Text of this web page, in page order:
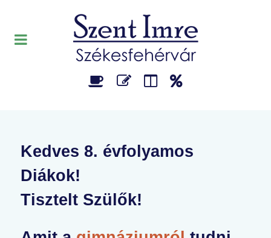
Kedves 8. évfolyamos
Diákok!
Tisztelt Szülők!